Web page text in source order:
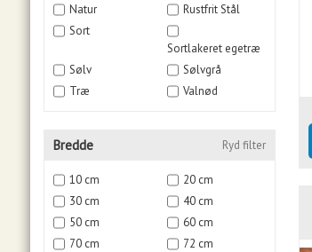
Natur
Rustfrit Stål
Sort
Sortlakeret egetræ
Sølv
Sølvgrå
Træ
Valnød
Bredde Ryd filter
10 cm
20 cm
30 cm
40 cm
50 cm
60 cm
70 cm
72 cm